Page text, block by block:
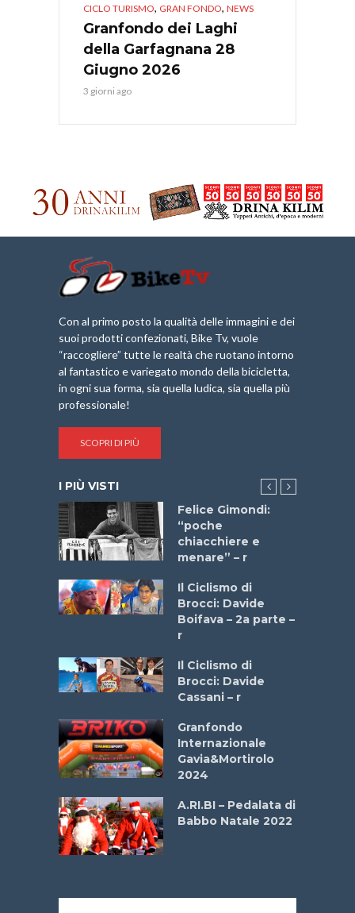
CICLO TURISMO, GRAN FONDO, NEWS
Granfondo dei Laghi
della Garfagnana 28
Giugno 2026
3 giorni ago
Con al primo posto la qualità delle immagini e dei
suoi prodotti confezionati, Bike Tv, vuole
“raccogliere” tutte le realtà che ruotano intorno
al fantastico e variegato mondo della bicicletta,
in ogni sua forma, sia quella ludica, sia quella più
professionale!
SCOPRI DI PIÙ
I PIÙ VISTI
Felice Gimondi:
“poche
chiacchiere e
menare” – r
Il Ciclismo di
Brocci: Davide
Boifava – 2a parte –
r
Il Ciclismo di
Brocci: Davide
Cassani – r
Granfondo
Internazionale
Gavia&Mortirolo
2024
A.RI.BI – Pedalata di
Babbo Natale 2022